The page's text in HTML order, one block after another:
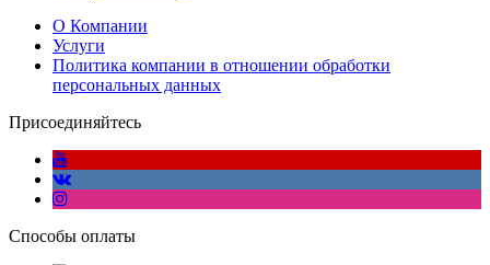
О Компании
Услуги
Политика компании в отношении обработки
персональных данных
Присоединяйтесь
Способы оплаты